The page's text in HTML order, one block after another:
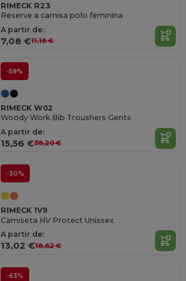
RIMECK R23
Reserve a camisa polo feminina
A partir de:
7,08 €11,18 €
-59%
RIMECK W02
Woody Work Bib Troushers Gents
A partir de:
15,56 €38,20 €
-30%
RIMECK 1V9
Camiseta HV Protect Unissex
A partir de:
13,02 €18,62 €
-63%